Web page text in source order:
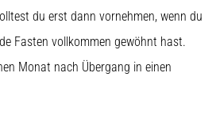
du erst dann vornehmen, wenn du
Fasten vollkommen gewöhnt hast.
Monat nach Übergang in einen